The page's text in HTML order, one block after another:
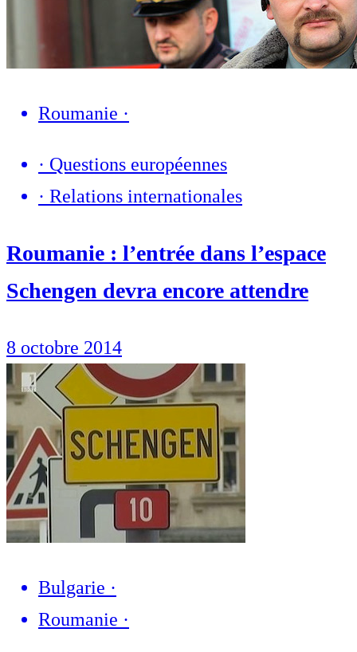
Roumanie ·
· Questions européennes
· Relations internationales
Roumanie : l’entrée dans l’espace
Schengen devra encore attendre
8 octobre 2014
Bulgarie ·
Roumanie ·